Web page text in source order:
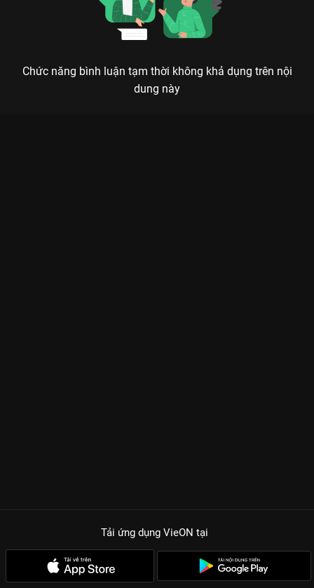
Chức năng bình luận tạm thời không khả dụng trên nội
dung này
Tải ứng dụng VieON tại